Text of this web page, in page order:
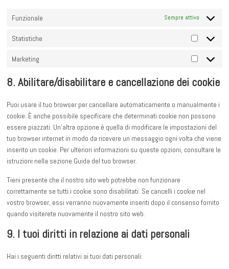
Funzionale Sempre attivo
Statistiche
Statistiche
Marketing
Marketing
8. Abilitare/disabilitare e cancellazione dei cookie
Puoi usare il tuo browser per cancellare automaticamente o manualmente i
cookie. È anche possibile specificare che determinati cookie non possono
essere piazzati. Un'altra opzione è quella di modificare le impostazioni del
tuo browser internet in modo da ricevere un messaggio ogni volta che viene
inserito un cookie. Per ulteriori informazioni su queste opzioni, consultare le
istruzioni nella sezione Guida del tuo browser.
Tieni presente che il nostro sito web potrebbe non funzionare
correttamente se tutti i cookie sono disabilitati. Se cancelli i cookie nel
vostro browser, essi verranno nuovamente inseriti dopo il consenso fornito
quando visiterete nuovamente il nostro sito web.
9. I tuoi diritti in relazione ai dati personali
Hai i seguenti diritti relativi ai tuoi dati personali: